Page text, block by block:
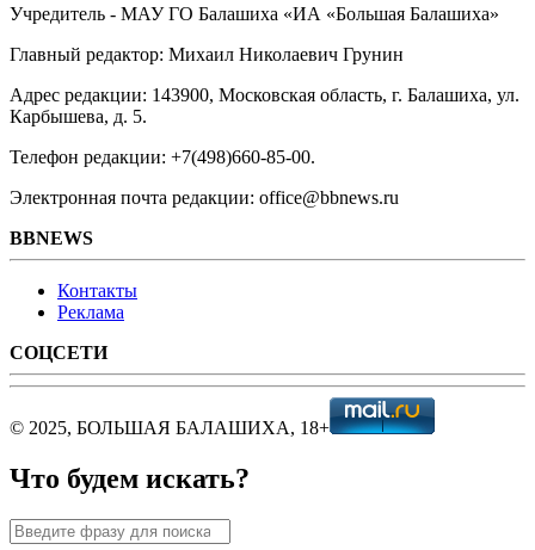
Учредитель - МАУ ГО Балашиха «ИА «Большая Балашиха»
Главный редактор: Михаил Николаевич Грунин
Адрес редакции: 143900, Московская область, г. Балашиха, ул.
Карбышева, д. 5.
Телефон редакции: +7(498)660-85-00.
Электронная почта редакции: office@bbnews.ru
BBNEWS
Контакты
Реклама
СОЦСЕТИ
© 2025, БОЛЬШАЯ БАЛАШИХА, 18+
Что будем искать?